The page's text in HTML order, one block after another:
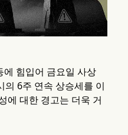
힘입어 금요일 사상
의 6주 연속 상승세를 이
에 대한 경고는 더욱 거